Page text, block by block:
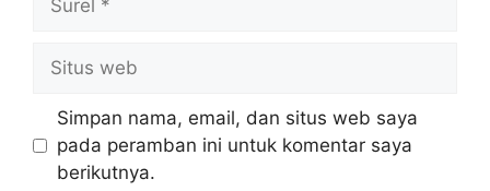
web
Simpan nama, email, dan situs web saya
pada peramban ini untuk komentar saya
berikutnya.